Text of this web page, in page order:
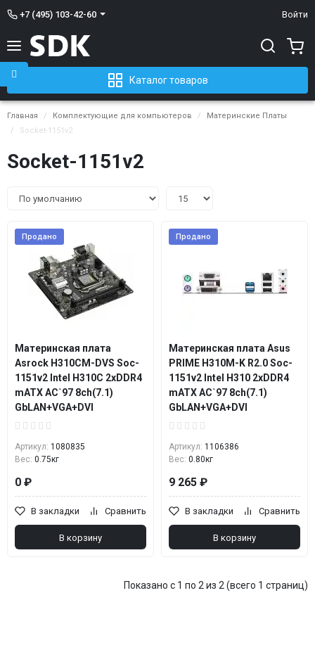
+7 (495) 103-42-60 Войти
Каталог товаров
Главная Комплектующие для компьютеров
Материнские Платы
Socket-1151v2
Socket-1151v2
Продано
Материнская плата
Asrock H310CM-DVS Soc-
1151v2 Intel H310C 2xDDR4
mATX AC`97 8ch(7.1)
GbLAN+VGA+DVI
Артикул: 1080835
Вес: 0.75кг
0 ₽
В закладки Сравнить
В корзину
Продано
Материнская плата Asus
PRIME H310M-K R2.0 Soc-
1151v2 Intel H310 2xDDR4
mATX AC`97 8ch(7.1)
GbLAN+VGA+DVI
Артикул: 1106386
Вес: 0.80кг
9 265 ₽
В закладки Сравнить
В корзину
Показано с 1 по 2 из 2 (всего 1 страниц)